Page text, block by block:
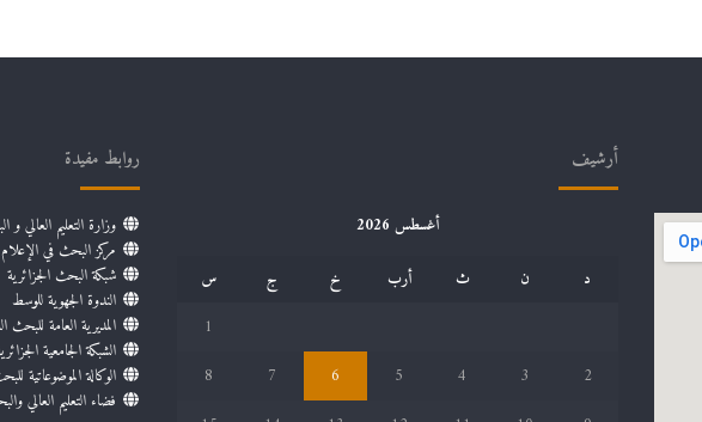
أرشيف
أغسطس 2026
د
ن ث أرب خ ج
س
1
2
3
4
5
6
7
8
روابط مفيدة
وزارة التعليم العالي و
مركز البحث في الإعلام
شبكة البحث الجزائرية
الندوة الجهوية للوسط
المديرية العامة للبحث
الشبكة الجامعية
الوكالة الموضوعاتية
فضاء التعليم العالي